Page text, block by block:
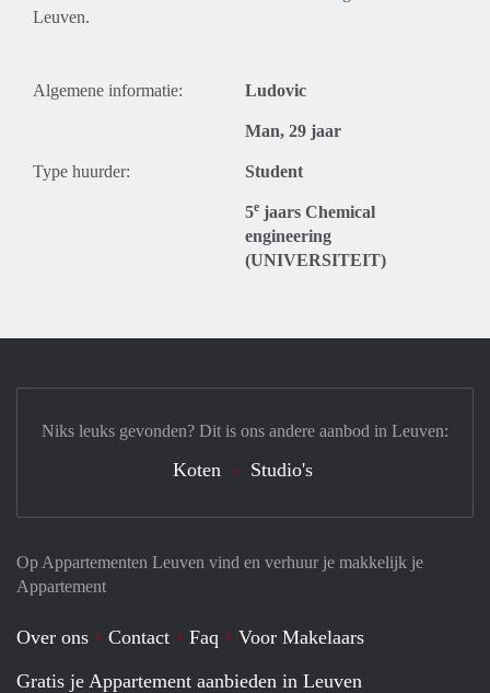
Leuven.
Algemene informatie: Ludovic
Man, 29 jaar
Type huurder: Student
5e jaars Chemical
engineering
(UNIVERSITEIT)
Op Appartementen Leuven vind en verhuur je makkelijk je
Appartement
Over ons Contact Faq
Voor Makelaars
Gratis je Appartement aanbieden in Leuven
Niks leuks gevonden? Dit is ons andere aanbod in Leuven:
Koten Studio's